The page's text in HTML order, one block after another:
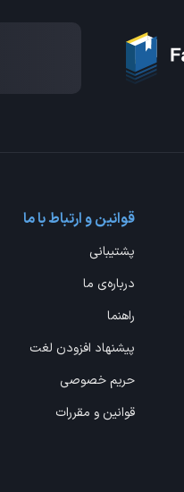
قوانین و ارتباط با ما
پشتیبانی
درباره‌ی ما
راهنما
پیشنهاد افزودن لغت
حریم خصوصی
قوانین و مقررات